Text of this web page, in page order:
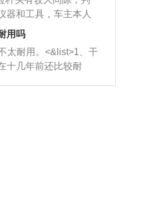
油一起进入到燃烧
排出，就可以让三元
排气管堵塞的情况就
碳会使活塞环与缸体
机油流入燃烧室中，
、机油粘度。使用
，同样会有烧机油现
具有很好的流动性，
器和工具，车主本人
车辆送到修理厂或4s
半轴套管防尘罩破
漏油现象，使半轴磨
轴容易损坏，产生异
器的转向胶套和球头
用吗
太耐用。<&list>1、干
十几年前还比较耐